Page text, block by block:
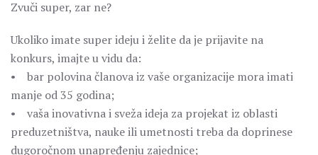
Zvuči super, zar ne?
Ukoliko imate super ideju i želite da je prijavite na
konkurs, imajte u vidu da:
• bar polovina članova iz vaše organizacije mora imati
manje od 35 godina;
• vaša inovativna i sveža ideja za projekat iz oblasti
preduzetništva, nauke ili umetnosti treba da doprinese
dugoročnom unapređenju zajednice;